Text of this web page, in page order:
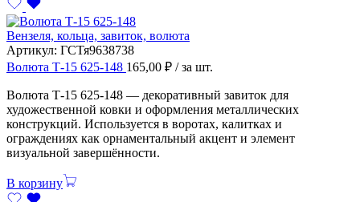
Вензеля, кольца, завиток, волюта
Артикул: ГСТя9638738
Волюта Т-15 625-148 165,00 ₽ / за шт.
Волюта Т-15 625-148 — декоративный завиток для
художественной ковки и оформления металлических
конструкций. Используется в воротах, калитках и
ограждениях как орнаментальный акцент и элемент
визуальной завершённости.
В корзину